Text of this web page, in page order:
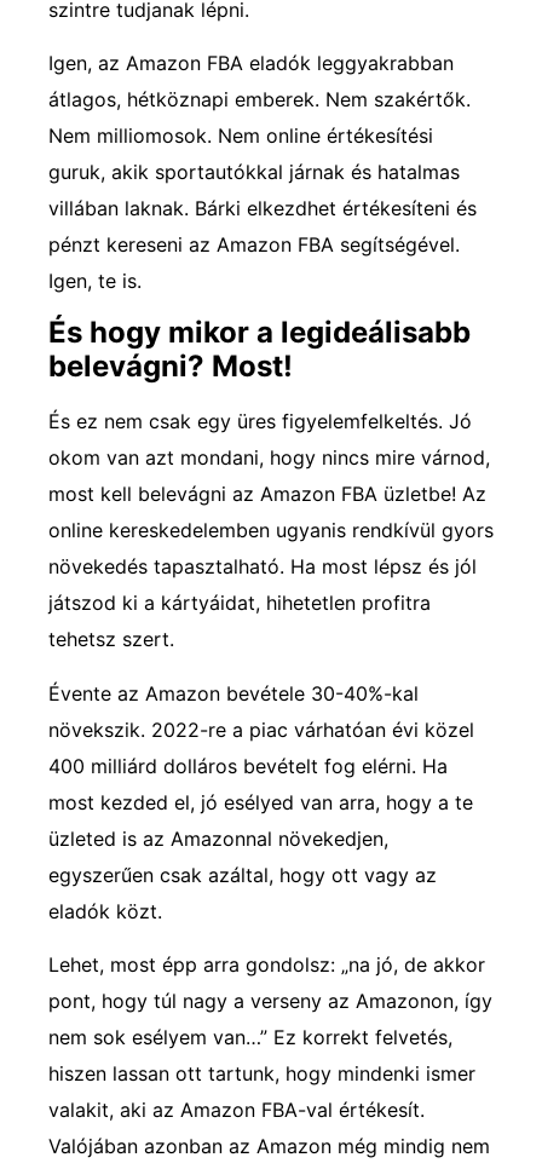
szintre tudjanak lépni.
Igen, az Amazon FBA eladók leggyakrabban
átlagos, hétköznapi emberek. Nem szakértők.
Nem milliomosok. Nem online értékesítési
guruk, akik sportautókkal járnak és hatalmas
villában laknak. Bárki elkezdhet értékesíteni és
pénzt kereseni az Amazon FBA segítségével.
Igen, te is.
És hogy mikor a legideálisabb
belevágni? Most!
És ez nem csak egy üres figyelemfelkeltés. Jó
okom van azt mondani, hogy nincs mire várnod,
most kell belevágni az Amazon FBA üzletbe! Az
online kereskedelemben ugyanis rendkívül gyors
növekedés tapasztalható. Ha most lépsz és jól
játszod ki a kártyáidat, hihetetlen profitra
tehetsz szert.
Évente az Amazon bevétele 30-40%-kal
növekszik. 2022-re a piac várhatóan évi közel
400 milliárd dolláros bevételt fog elérni. Ha
most kezded el, jó esélyed van arra, hogy a te
üzleted is az Amazonnal növekedjen,
egyszerűen csak azáltal, hogy ott vagy az
eladók közt.
Lehet, most épp arra gondolsz: „na jó, de akkor
pont, hogy túl nagy a verseny az Amazonon, így
nem sok esélyem van…” Ez korrekt felvetés,
hiszen lassan ott tartunk, hogy mindenki ismer
valakit, aki az Amazon FBA-val értékesít.
Valójában azonban az Amazon még mindig nem